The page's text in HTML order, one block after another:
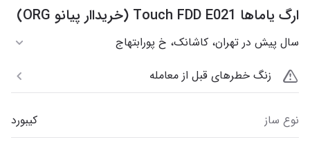
ارگ یاماها Touch FDD E021 (خریداار پیانو ORG)
سال پیش در تهران، کاشانک، خ پور‌ابتهاج
زنگ خطرهای قبل از معامله
نوع ساز
کیبورد